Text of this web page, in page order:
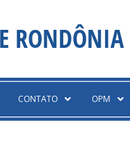
RONDÔNIA
CONTATO OPM